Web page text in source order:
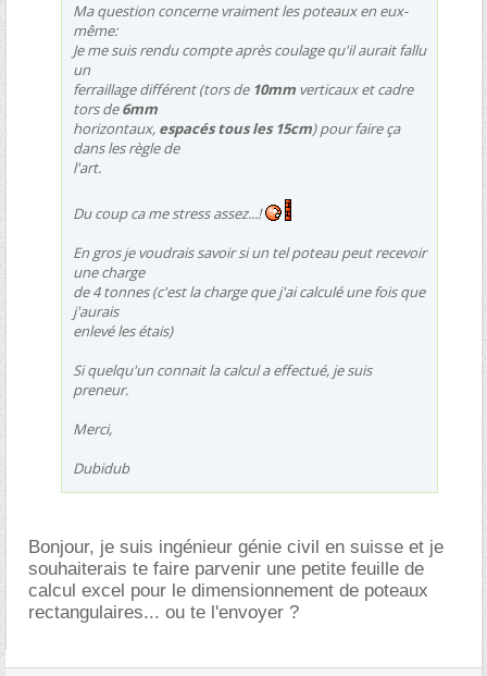
Ma question concerne vraiment les poteaux en eux-
même:
Je me suis rendu compte après coulage qu'il aurait fallu
un
ferraillage différent (tors de 10mm verticaux et cadre
tors de6mm
horizontaux, espacés tous les 15cm) pour faire ça
dans les règle de
l'art.
Du coup ca me stress assez...!
En gros je voudrais savoir si un tel poteau peut recevoir
une charge
de 4 tonnes (c'est la charge que j'ai calculé une fois que
j'aurais
enlevé les étais)
Si quelqu'un connait la calcul a effectué, je suis
preneur.
Merci,
Dubidub
Bonjour, je suis ingénieur génie civil en suisse et je
souhaiterais te faire parvenir une petite feuille de
calcul excel pour le dimensionnement de poteaux
rectangulaires... ou te l'envoyer ?